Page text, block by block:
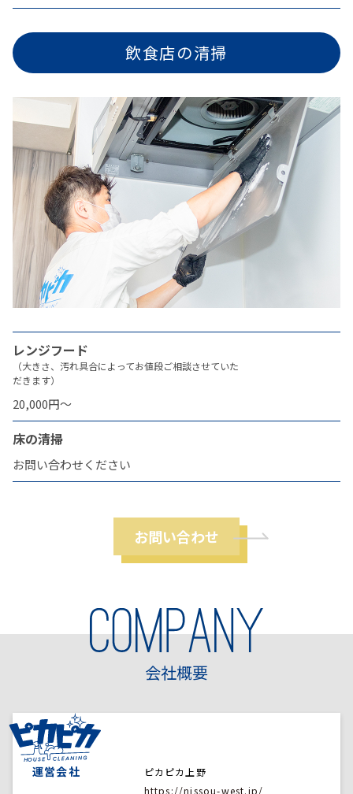
飲食店の清掃
レンジフード
（大きさ、汚れ具合によってお値段ご相談させていた
だきます）
20,000円〜
床の清掃
お問い合わせください
お問い合わせ
会社概要
運営会社
ピカピカ上野
https://nissou-west.jp/